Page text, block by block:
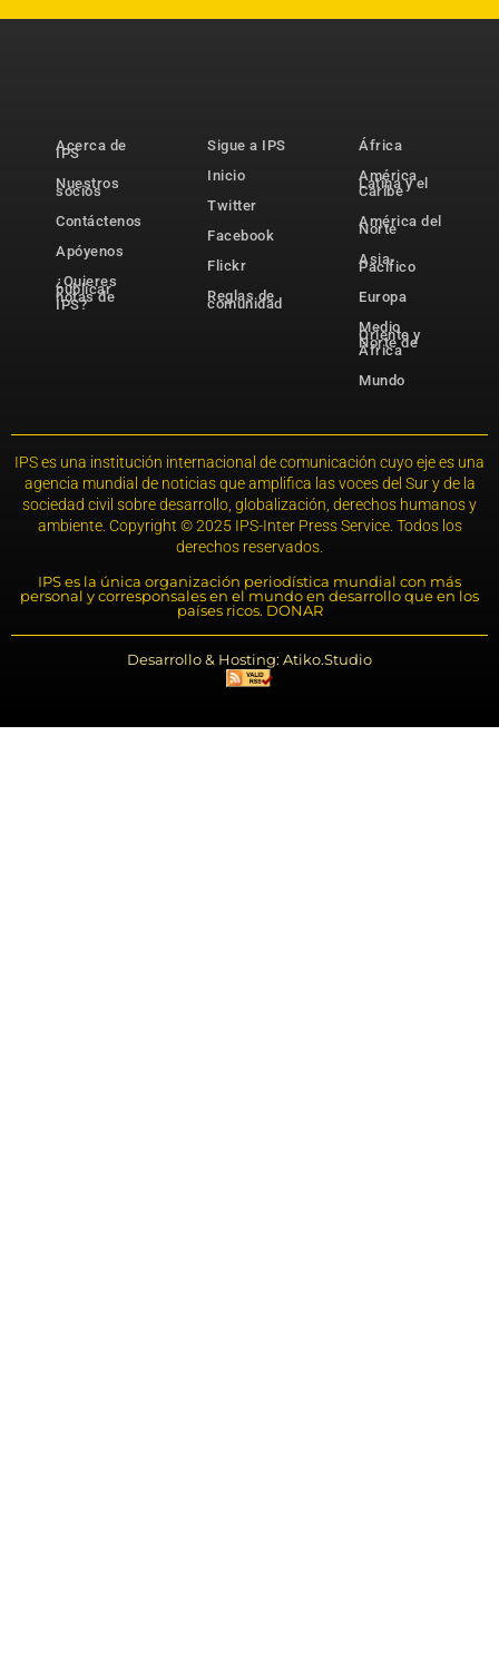
Acerca de
IPS
Nuestros
socios
Contáctenos
Apóyenos
¿Quieres
publicar
notas de
IPS?
Sigue a IPS
Inicio
Twitter
Facebook
Flickr
Reglas de
comunidad
África
América
Latina y el
Caribe
América del
Norte
Asia-
Pacífico
Europa
Medio
Oriente y
Norte de
África
Mundo
IPS es una institución internacional de comunicación cuyo eje es una
agencia mundial de noticias que amplifica las voces del Sur y de la
sociedad civil sobre desarrollo, globalización, derechos humanos y
ambiente. Copyright © 2025 IPS-Inter Press Service. Todos los
derechos reservados.
IPS es la única organización periodística mundial con más
personal y corresponsales en el mundo en desarrollo que en los
países ricos. DONAR
Desarrollo & Hosting: Atiko.Studio